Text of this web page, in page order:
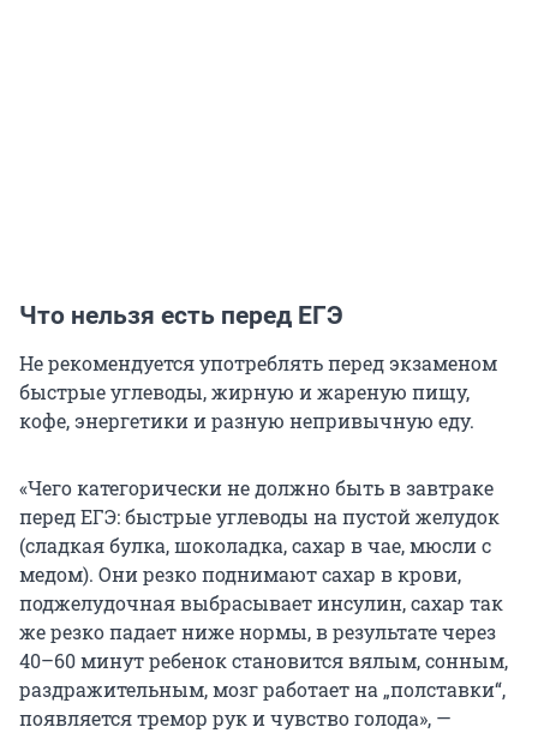
Что нельзя есть перед ЕГЭ
Не рекомендуется употреблять перед экзаменом
быстрые углеводы, жирную и жареную пищу,
кофе, энергетики и разную непривычную еду.
«Чего категорически не должно быть в завтраке
перед ЕГЭ: быстрые углеводы на пустой желудок
(сладкая булка, шоколадка, сахар в чае, мюсли с
медом). Они резко поднимают сахар в крови,
поджелудочная выбрасывает инсулин, сахар так
же резко падает ниже нормы, в результате через
40–60 минут ребенок становится вялым, сонным,
раздражительным, мозг работает на „полставки“,
появляется тремор рук и чувство голода», —